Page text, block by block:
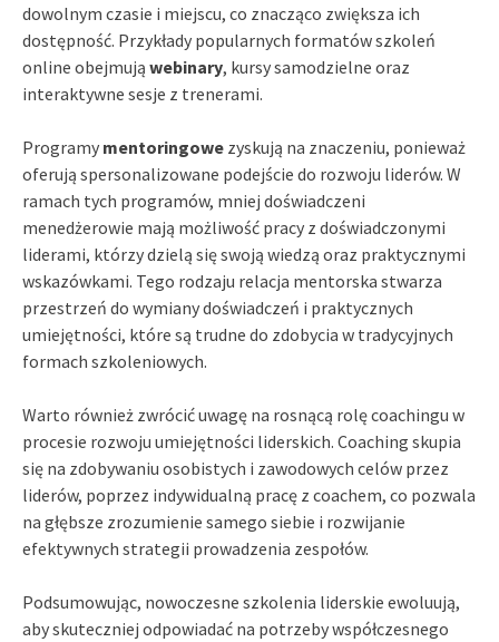
dowolnym czasie i miejscu, co znacząco zwiększa ich
dostępność. Przykłady popularnych formatów szkoleń
online obejmują webinary, kursy samodzielne oraz
interaktywne sesje z trenerami.
Programy mentoringowe zyskują na znaczeniu, ponieważ
oferują spersonalizowane podejście do rozwoju liderów. W
ramach tych programów, mniej doświadczeni
menedżerowie mają możliwość pracy z doświadczonymi
liderami, którzy dzielą się swoją wiedzą oraz praktycznymi
wskazówkami. Tego rodzaju relacja mentorska stwarza
przestrzeń do wymiany doświadczeń i praktycznych
umiejętności, które są trudne do zdobycia w tradycyjnych
formach szkoleniowych.
Warto również zwrócić uwagę na rosnącą rolę coachingu w
procesie rozwoju umiejętności liderskich. Coaching skupia
się na zdobywaniu osobistych i zawodowych celów przez
liderów, poprzez indywidualną pracę z coachem, co pozwala
na głębsze zrozumienie samego siebie i rozwijanie
efektywnych strategii prowadzenia zespołów.
Podsumowując, nowoczesne szkolenia liderskie ewoluują,
aby skuteczniej odpowiadać na potrzeby współczesnego